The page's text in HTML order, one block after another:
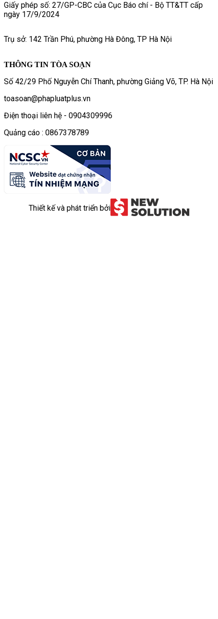
Giấy phép số: 27/GP-CBC của Cục Báo chí - Bộ TT&TT cấp
ngày 17/9/2024
Trụ sở: 142 Trần Phú, phường Hà Đông, TP Hà Nội
THÔNG TIN TÒA SOẠN
Số 42/29 Phố Nguyễn Chí Thanh, phường Giảng Võ, TP. Hà Nội
toasoan@phapluatplus.vn
Điện thoại liên hệ - 0904309996
Quảng cáo : 0867378789
Thiết kế và phát triển bởi